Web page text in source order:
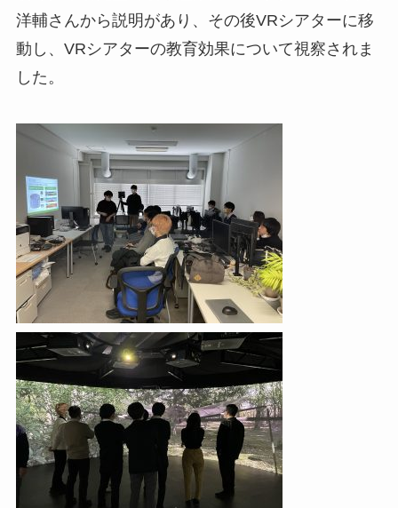
洋輔さんから説明があり、その後VRシアターに移
動し、VRシアターの教育効果について視察されま
した。